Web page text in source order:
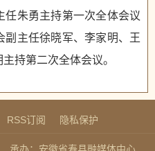
任朱勇主持第一次全体会议
主任徐晓军、李家明、王
持第二次全体会议。
RSS订阅 隐私保护
承办：安徽省寿县融媒体中心